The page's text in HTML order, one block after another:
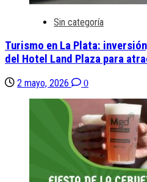
Sin categoría
Turismo en La Plata:
del Hotel Land Plaza para
2 mayo, 2026 0